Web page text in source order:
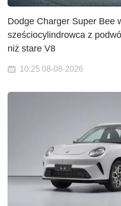
Dodge Charger Super Bee
sześciocylindrowca z
niż stare V8
10:25 08-08-2026